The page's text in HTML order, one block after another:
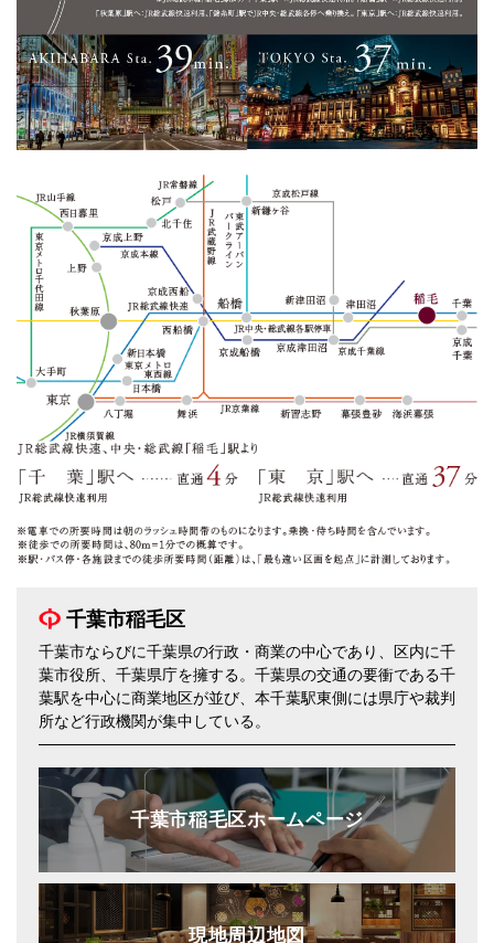
千葉市稲毛区
千葉市ならびに千葉県の行政・商業の中心であり、区内に千
葉市役所、千葉県庁を擁する。千葉県の交通の要衝である千
葉駅を中心に商業地区が並び、本千葉駅東側には県庁や裁判
所など行政機関が集中している。
千葉市稲毛区ホームページ
現地周辺地図